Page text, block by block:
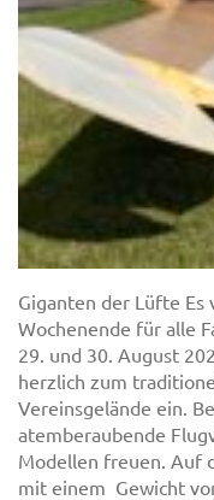
Giganten der Lüfte
Wochenende für alle
29. und 30. August
herzlich zum
Vereinsgelände ein.
atemberaubende
Modellen freuen. Auf
mit einem Gewicht von